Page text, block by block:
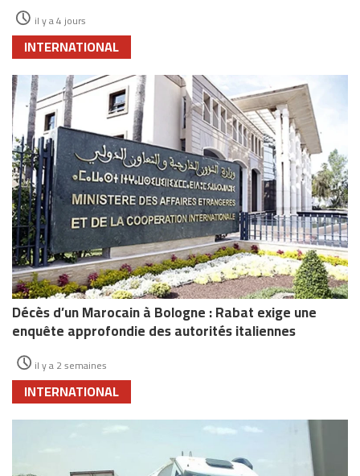
il y a 4 jours
INTERNATIONAL
Décès d’un Marocain à Bologne : Rabat exige une
enquête approfondie des autorités italiennes
il y a 2 semaines
INTERNATIONAL